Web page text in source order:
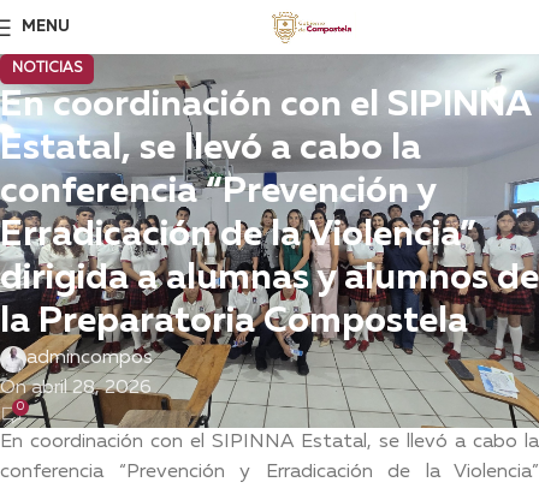
MENU
NOTICIAS
En coordinación con el SIPINNA
Estatal, se llevó a cabo la
conferencia “Prevención y
Erradicación de la Violencia”
dirigida a alumnas y alumnos de
la Preparatoria Compostela
admincompos
On abril 28, 2026
0
En coordinación con el SIPINNA Estatal, se llevó a cabo la
conferencia “Prevención y Erradicación de la Violencia”